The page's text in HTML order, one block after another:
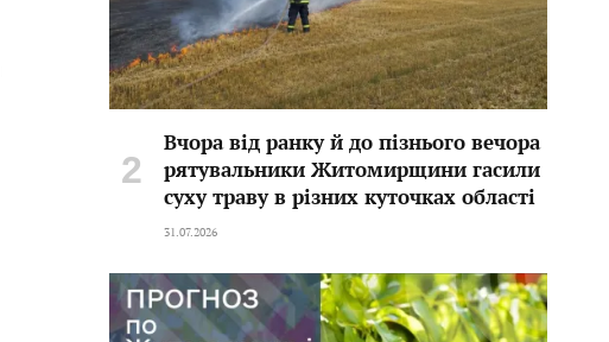
Вчора від ранку й до пізнього вечора
рятувальники Житомирщини гасили
суху траву в різних куточках області
31.07.2026